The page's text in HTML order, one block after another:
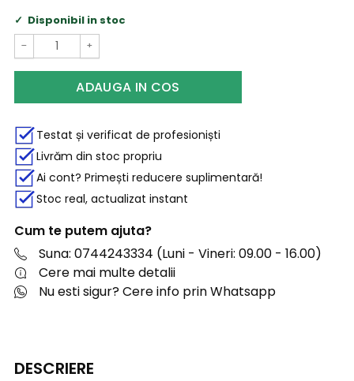
Disponibil in stoc
− +
ADAUGA IN COS
Testat și verificat de profesioniști
Livrăm din stoc propriu
Ai cont? Primești reducere suplimentară!
Stoc real, actualizat instant
Cum te putem ajuta?
Suna: 0744243334 (Luni - Vineri: 09.00 - 16.00)
Cere mai multe detalii
Nu esti sigur? Cere info prin Whatsapp
DESCRIERE